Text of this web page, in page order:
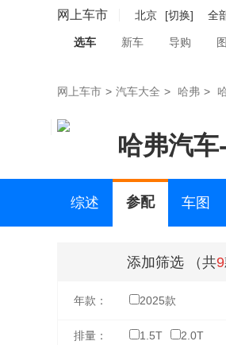
网上车市 北京 [切换] 全
选车 新车 导购
网上车市 > 汽车大全 > 哈弗 >
哈弗汽车-
综述 参配 车图
添加筛选 （共9
年款： 2025款
排量： 1.5T 2.0T